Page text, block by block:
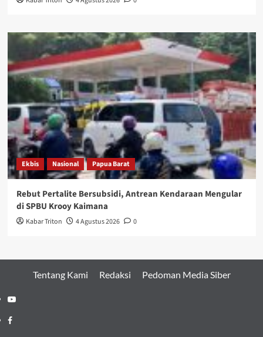
Ekbis Nasional Papua Barat
Rebut Pertalite Bersubsidi, Antrean Kendaraan Mengular
di SPBU Krooy Kaimana
Kabar Triton 4 Agustus 2026 0
Tentang Kami Redaksi Pedoman Media Siber
Youtube
Facebook